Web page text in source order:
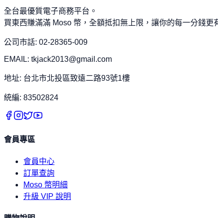
全台最優質電子商務平台。
買東西賺滿滿 Moso 幣，全額抵扣無上限，讓你的每一分錢更
公司市話: 02-28365-009
EMAIL: tkjack2013@gmail.com
地址: 台北市北投區致遠二路93號1樓
統編: 83502824
會員專區
會員中心
訂單查詢
Moso 幣明細
升級 VIP 說明